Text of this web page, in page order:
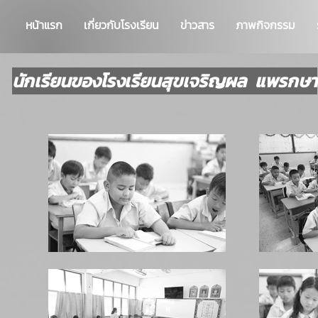
หน้าแรก เกี่ยวกับโรงเรียน ข่าวสาร ภาพกิจกรรม
นักเรียนของโรงเรียนสุขเจริญผล แพรกษา